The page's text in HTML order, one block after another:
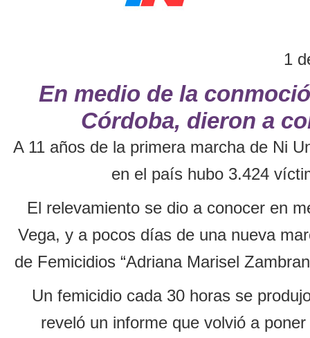
1
En medio de la
Córdoba, dieron a
A 11 años de la primera marcha de Ni
en el país hubo 3.424
El relevamiento se dio a conocer en
Vega, y a pocos días de una nueva
de Femicidios “Adriana Marisel
Un femicidio cada 30 horas se
reveló un informe que volvió a